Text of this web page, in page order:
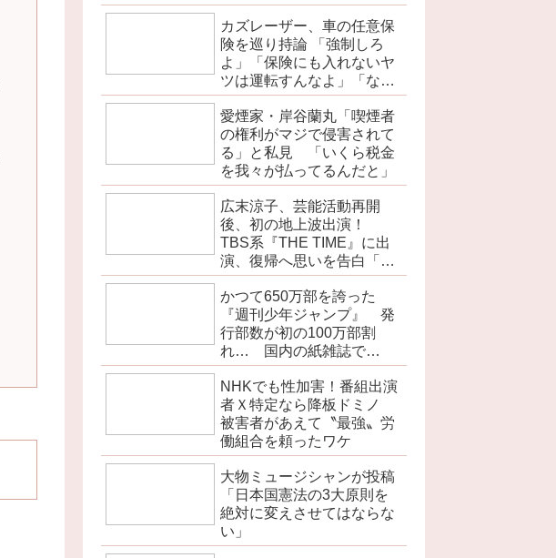
カズレーザー、車の任意保
険を巡り持論 「強制しろ
よ」「保険にも入れないヤ
ツは運転すんなよ」「なん
で法律を改正しないの？」
愛煙家・岸谷蘭丸「喫煙者
の権利がマジで侵害されて
る」と私見 「いくら税金
を我々が払ってるんだと」
広末涼子、芸能活動再開
後、初の地上波出演！
TBS系『THE TIME』に出
演、復帰へ思いを告白「自
分の弱い部分だったり…」
かつて650万部を誇った
『週刊少年ジャンプ』 発
行部数が初の100万部割
れ… 国内の紙雑誌で
「100万部超」ゼロに
NHKでも性加害！番組出演
者Ｘ特定なら降板ドミノ
被害者があえて〝最強〟労
働組合を頼ったワケ
大物ミュージシャンが投稿
「日本国憲法の3大原則を
絶対に変えさせてはならな
い」